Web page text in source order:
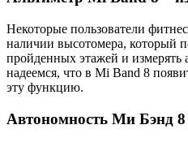
Некоторые пользователи
наличии высотомера, который
пройденных этажей и
надеемся, что в Mi Band 8
эту функцию.
Автономность Ми Бэнд 8